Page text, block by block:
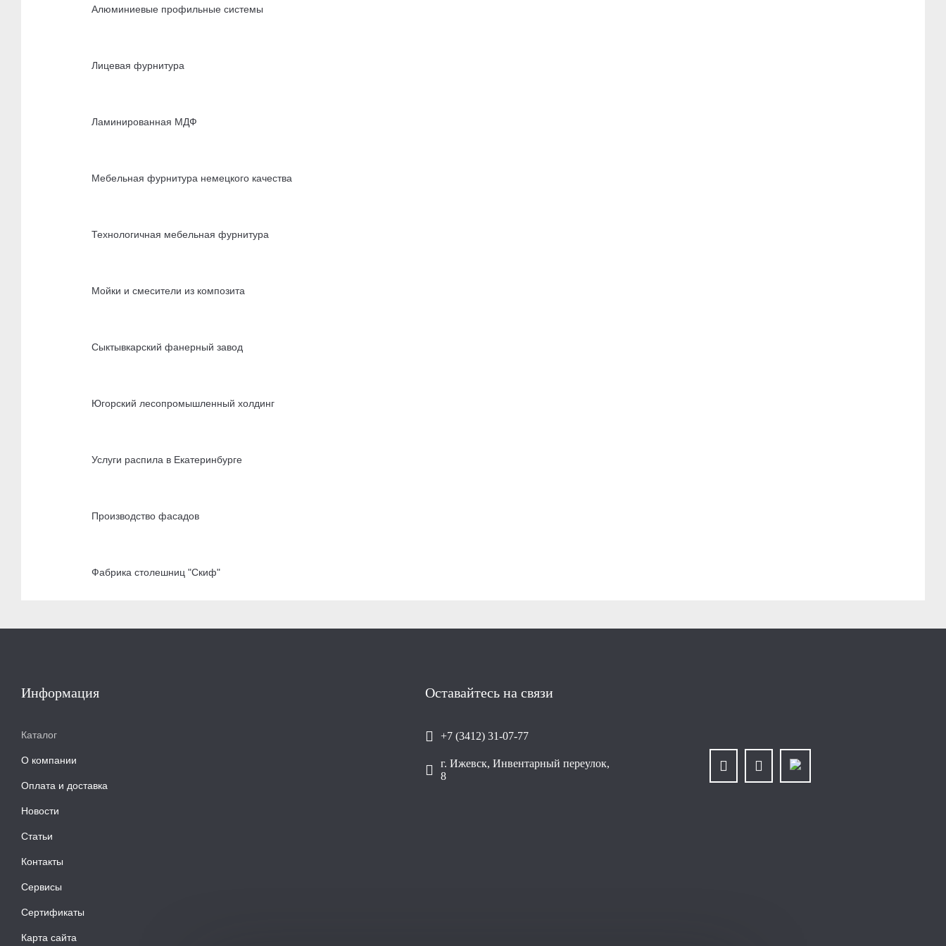
Алюминиевые профильные системы
Лицевая фурнитура
Ламинированная МДФ
Мебельная фурнитура немецкого качества
Технологичная мебельная фурнитура
Мойки и смесители из композита
Сыктывкарский фанерный завод
Югорский лесопромышленный холдинг
Услуги распила в Екатеринбурге
Производство фасадов
Фабрика столешниц "Скиф"
Информация
Каталог
О компании
Оплата и доставка
Новости
Статьи
Контакты
Сервисы
Сертификаты
Карта сайта
Оставайтесь на связи
+7 (3412) 31-07-77
г. Ижевск, Инвентарный переулок,
8